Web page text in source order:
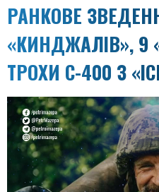
РАНКОВЕ
«КИНДЖАЛІВ», 9
ТРОХИ С-400 З